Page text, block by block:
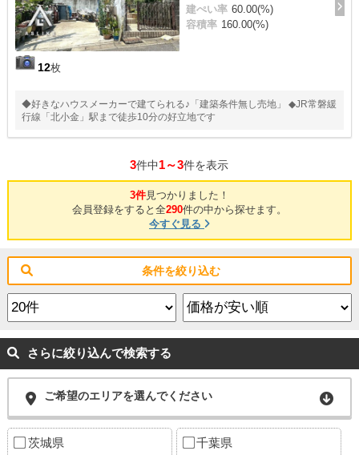
12枚
建ぺい率 60.00(%)
容積率 160.00(%)
◆好きなハウスメーカーで建てられる♪「建築条件無し売地」 ◆JR常磐緩
行線「北小金」駅まで徒歩10分の好立地です
3件中1～3件を表示
3件見つかりました！
会員登録をすると全290件の中から探せます。
今すぐ見る
条件を絞り込む
さらに絞り込んで検索する
ご希望のエリアを選んでください
茨城県 千葉県